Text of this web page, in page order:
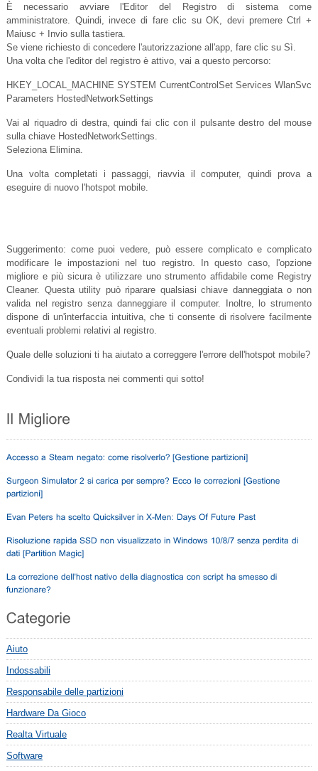
È necessario avviare l'Editor del Registro di sistema come
amministratore. Quindi, invece di fare clic su OK, devi premere Ctrl +
Maiusc + Invio sulla tastiera.
Se viene richiesto di concedere l'autorizzazione all'app, fare clic su Sì.
Una volta che l'editor del registro è attivo, vai a questo percorso:
HKEY_LOCAL_MACHINE SYSTEM CurrentControlSet Services WlanSvc
Parameters HostedNetworkSettings
Vai al riquadro di destra, quindi fai clic con il pulsante destro del mouse
sulla chiave HostedNetworkSettings.
Seleziona Elimina.
Una volta completati i passaggi, riavvia il computer, quindi prova a
eseguire di nuovo l'hotspot mobile.
Suggerimento: come puoi vedere, può essere complicato e complicato
modificare le impostazioni nel tuo registro. In questo caso, l'opzione
migliore e più sicura è utilizzare uno strumento affidabile come Registry
Cleaner. Questa utility può riparare qualsiasi chiave danneggiata o non
valida nel registro senza danneggiare il computer. Inoltre, lo strumento
dispone di un'interfaccia intuitiva, che ti consente di risolvere facilmente
eventuali problemi relativi al registro.
Quale delle soluzioni ti ha aiutato a correggere l'errore dell'hotspot mobile?
Condividi la tua risposta nei commenti qui sotto!
Aiuto
Indossabili
Responsabile delle partizioni
Hardware Da Gioco
Realta Virtuale
Software